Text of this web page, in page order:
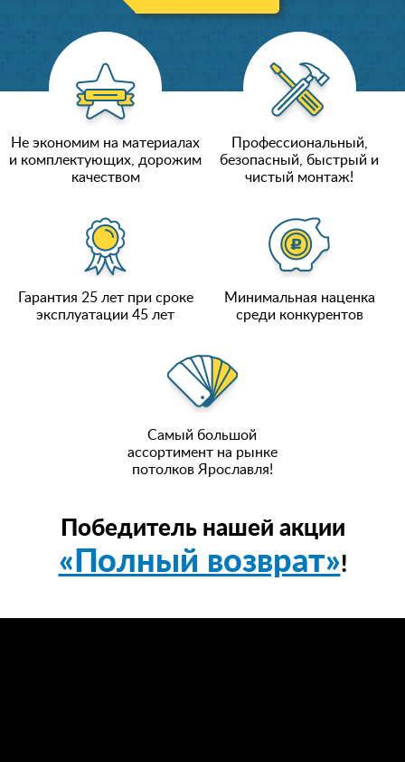
Не экономим на материалах
и комплектующих, дорожим
качеством
Профессиональный,
безопасный, быстрый и
чистый монтаж!
Гарантия 25 лет при сроке
эксплуатации 45 лет
Минимальная наценка
среди конкурентов
Самый большой
ассортимент на рынке
потолков Ярославля!
Победитель нашей акции
«Полный возврат»!